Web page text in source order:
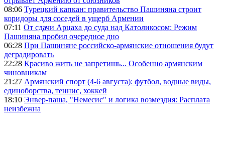
08:06 Турецкий капкан: правительство Пашиняна строит
коридоры для соседей в ущерб Армении
07:11 От сдачи Арцаха до суда над Католикосом: Режим
Пашиняна пробил очередное дно
06:28 При Пашиняне российско-армянские отношения будут
деградировать
22:28 Красиво жить не запретишь... Особенно армянским
чиновникам
21:27 Армянский спорт (4-6 августа): футбол, водные виды,
единоборства, теннис, хоккей
18:10 Энвер-паша, "Немесис" и логика возмездия: Расплата
неизбежна